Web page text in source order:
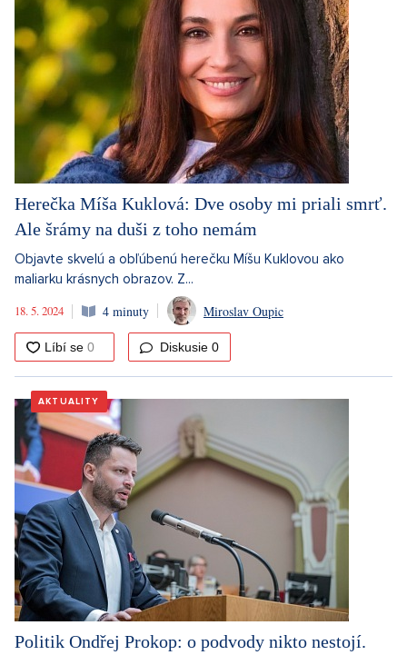
Herečka Míša Kuklová: Dve osoby mi priali smrť.
Ale šrámy na duši z toho nemám
Objavte skvelú a obľúbenú herečku Míšu Kuklovou ako
maliarku krásnych obrazov. Z...
18. 5. 2024
4 minuty Miroslav Oupic
Diskusie 0
AKTUALITY
Politik Ondřej Prokop: o podvody nikto nestojí.